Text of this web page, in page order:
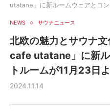
utatane」に新ルームウェアとコ
NEWS サウナニュース
北欧の魅力とサウナ
cafe utatane」に新
トルームが11月23日
2024.11.14